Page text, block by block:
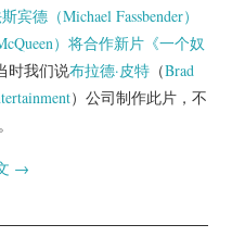
宾德（Michael Fassbender）
）将合作新片《一个奴
时我们说布拉德·皮特 （Brad
）公司制作此片，不
→